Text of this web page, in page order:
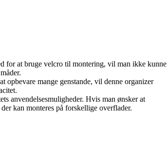
for at bruge velcro til montering, vil man ikke kunne
mange genstande, vil denne organizer
anvendelsesmuligheder. Hvis man ønsker at
kan monteres på forskellige overflader.